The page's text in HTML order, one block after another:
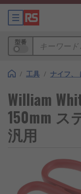
型番
/ 工具 / ナイフ、
William
150mm ス
汎用